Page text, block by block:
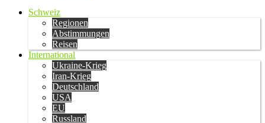
Schweiz
Regionen
Abstimmungen
Reisen
International
Ukraine-Krieg
Iran-Krieg
Deutschland
USA
EU
Russland